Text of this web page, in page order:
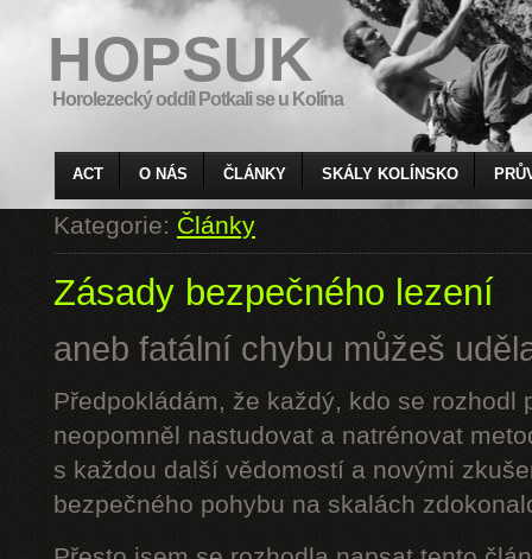
HOPSUK
Horolezecký oddíl Potkali se u Kolína
ACT O NÁS ČLÁNKY SKÁLY KOLÍNSKO
Kategorie:Články
Zásady bezpečného lezení
aneb fatální chybu můžeš
Předpokládám, že každý, kdo se rozhodl
neopomněl nastudovat a natrénovat
s každou další vědomostí a novými
bezpečného pohybu na skalách